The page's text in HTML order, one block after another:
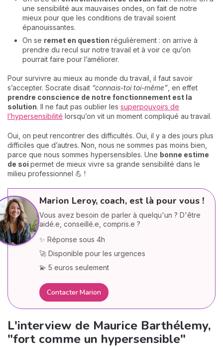
une sensibilité aux mauvaises ondes, on fait de notre
mieux pour que les conditions de travail soient
épanouissantes.
On se remet en question régulièrement : on arrive à
prendre du recul sur notre travail et à voir ce qu’on
pourrait faire pour l’améliorer.
Pour survivre au mieux au monde du travail, il faut savoir
s’accepter. Socrate disait “connais-toi toi-même” , en effet
prendre conscience de notre fonctionnement est la
solution. Il ne faut pas oublier les superpouvoirs de
l’hypersensibilité lorsqu’on vit un moment compliqué au travail.
Oui, on peut rencontrer des difficultés. Oui, il y a des jours plus
difficiles que d’autres. Non, nous ne sommes pas moins bien,
parce que nous sommes hypersensibles. Une bonne estime
de soi permet de mieux vivre sa grande sensibilité dans le
milieu professionnel 💪 !
Marion Leroy, coach, est là pour vous !
Vous avez besoin de parler à quelqu'un ? D'être
aidé.e, conseillé.e, compris.e ?
✨ Réponse sous 4h
🚀 Disponible pour les urgences
💫 5 euros seulement
Contacter Marion
L'interview de Maurice Barthélemy,
"fort comme un hypersensible"